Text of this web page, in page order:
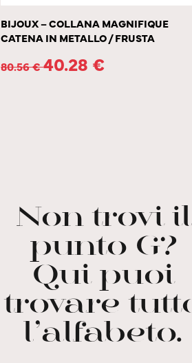
BIJOUX – COLLANA MAGNIFIQUE
CATENA IN METALLO / FRUSTA
80.56€40.28 €
Non trovi il
punto G?
Qui puoi
trovare
l’alfabeto.